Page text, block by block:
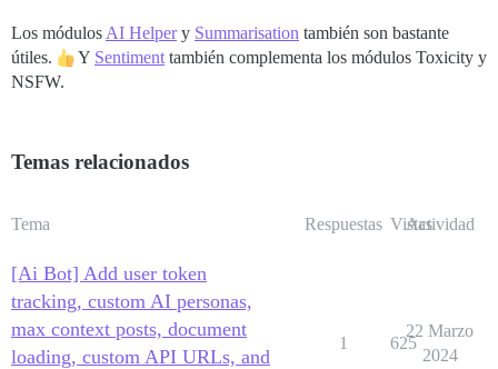
Los módulos AI Helpery Summarisation también son bastante
útiles.
Y Sentiment también complementa los módulos Toxicity y
NSFW.
Temas relacionados
Tema Respuestas Vistas
Actividad
[Ai Bot] Add user token
tracking, custom AI personas,
max context posts, document
loading, custom API URLs, and
1 625
22 Marzo
2024